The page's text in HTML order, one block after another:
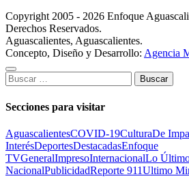
Copyright 2005 - 2026 Enfoque
Derechos Reservados.
Aguascalientes, Aguascalientes.
Concepto, Diseño y Desarrollo: Agencia
Buscar:
Secciones para visitar
AguascalientesCOVID-19CulturaDe
InterésDeportesDestacadasEnfoque
TVGeneralImpresoInternacionalLo
NacionalPublicidadReporte 911Ultimo